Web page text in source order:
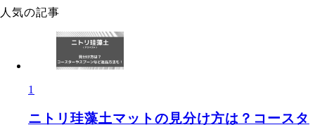
人気の記事
1
ニトリ珪藻土マットの見分け方は？コースタ